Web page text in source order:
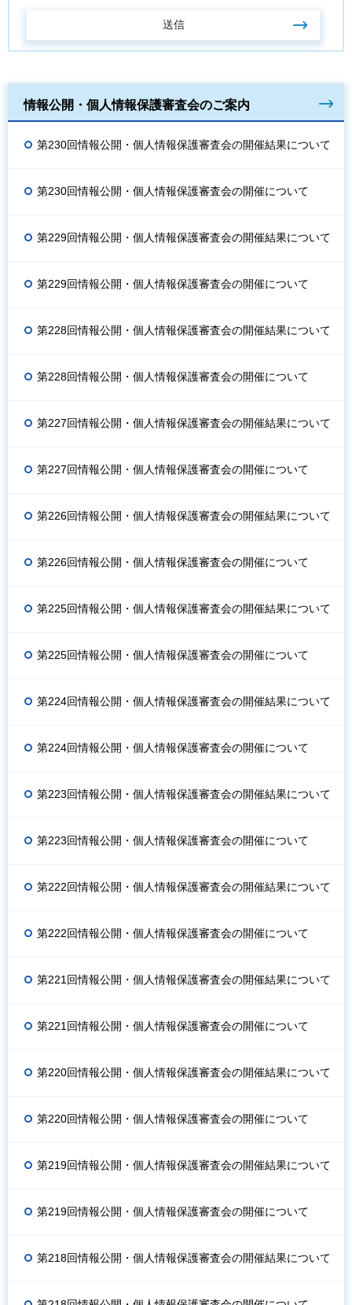
情報公開・個人情報保護審査会のご案内
第230回情報公開・個人情報保護審査会の開催結果について
第230回情報公開・個人情報保護審査会の開催について
第229回情報公開・個人情報保護審査会の開催結果について
第229回情報公開・個人情報保護審査会の開催について
第228回情報公開・個人情報保護審査会の開催結果について
第228回情報公開・個人情報保護審査会の開催について
第227回情報公開・個人情報保護審査会の開催結果について
第227回情報公開・個人情報保護審査会の開催について
第226回情報公開・個人情報保護審査会の開催結果について
第226回情報公開・個人情報保護審査会の開催について
第225回情報公開・個人情報保護審査会の開催結果について
第225回情報公開・個人情報保護審査会の開催について
第224回情報公開・個人情報保護審査会の開催結果について
第224回情報公開・個人情報保護審査会の開催について
第223回情報公開・個人情報保護審査会の開催結果について
第223回情報公開・個人情報保護審査会の開催について
第222回情報公開・個人情報保護審査会の開催結果について
第222回情報公開・個人情報保護審査会の開催について
第221回情報公開・個人情報保護審査会の開催結果について
第221回情報公開・個人情報保護審査会の開催について
第220回情報公開・個人情報保護審査会の開催結果について
第220回情報公開・個人情報保護審査会の開催について
第219回情報公開・個人情報保護審査会の開催結果について
第219回情報公開・個人情報保護審査会の開催について
第218回情報公開・個人情報保護審査会の開催結果について